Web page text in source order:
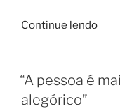
Continue lendo
“A pessoa é
alegórico”